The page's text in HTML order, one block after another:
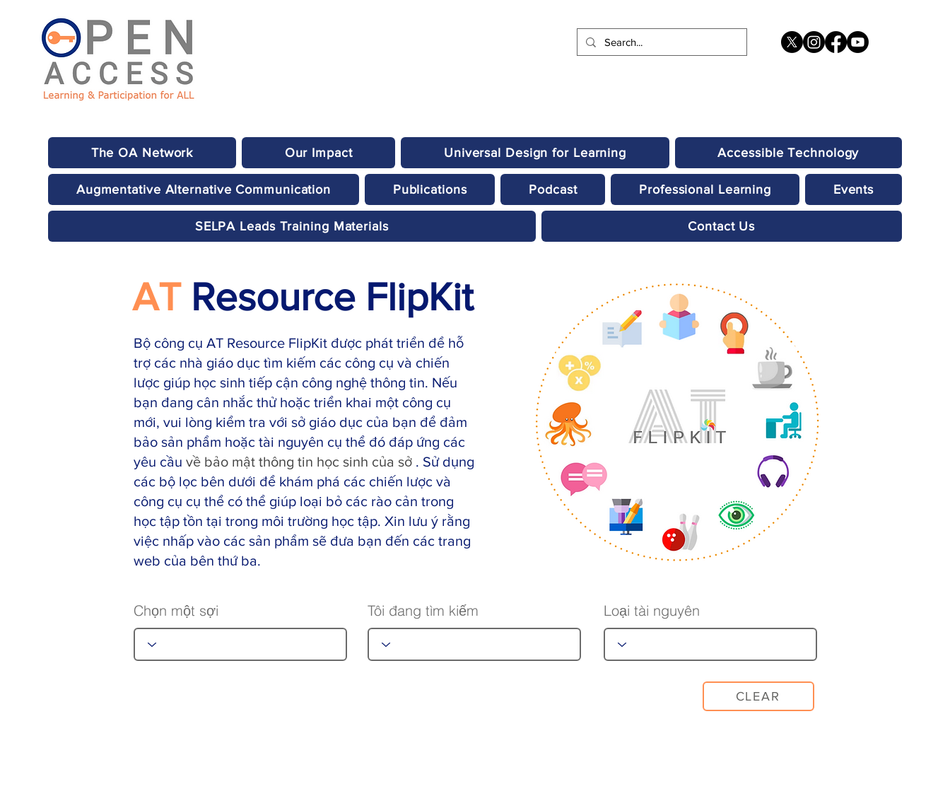
The OA Network Our Impact Universal Design for Learning Accessible Technology
Augmentative Alternative Communication Publications Podcast Professional Learning Events
SELPA Leads Training Materials Contact Us
AT Resource FlipKit
Bộ công cụ AT Resource FlipKit được phát triển để hỗ
trợ các nhà giáo dục tìm kiếm các công cụ và chiến
lược giúp học sinh tiếp cận công nghệ thông tin. Nếu
bạn đang cân nhắc thử hoặc triển khai một công cụ
mới, vui lòng kiểm tra với sở giáo dục của bạn để đảm
bảo sản phẩm hoặc tài nguyên cụ thể đó đáp ứng các
yêu cầu về bảo mật thông tin học sinh của sở . Sử dụng
các bộ lọc bên dưới để khám phá các chiến lược và
công cụ cụ thể có thể giúp loại bỏ các rào cản trong
học tập tồn tại trong môi trường học tập. Xin lưu ý rằng
việc nhấp vào các sản phẩm sẽ đưa bạn đến các trang
web của bên thứ ba.
Chọn một sợi Tôi đang tìm kiếm Loại tài nguyên
CLEAR